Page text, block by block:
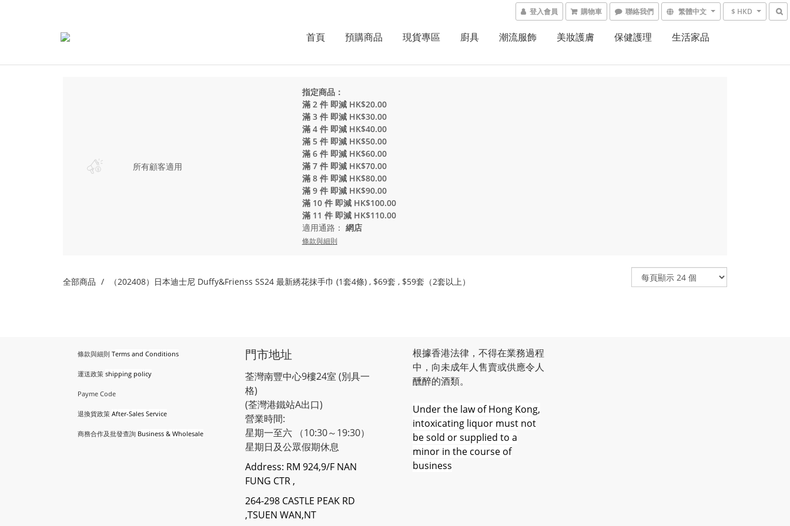
登入會員 購物車 聯絡我們 繁體中文 $ HKD
首頁 預購商品 現貨專區 廚具 潮流服飾 美妝護膚 保健護理 生活家品
所有顧客適用
指定商品：
滿 2 件 即減 HK$20.00
滿 3 件 即減 HK$30.00
滿 4 件 即減 HK$40.00
滿 5 件 即減 HK$50.00
滿 6 件 即減 HK$60.00
滿 7 件 即減 HK$70.00
滿 8 件 即減 HK$80.00
滿 9 件 即減 HK$90.00
滿 10 件 即減 HK$100.00
滿 11 件 即減 HK$110.00
適用通路： 網店
條款與細則
全部商品 （202408）日本迪士尼 Duffy&Frienss SS24 最新綉花抹手巾 (1套4條) , $69套 , $59套（2套以上）
條款與細則 Terms and Conditions
運送政策 shipping policy
Payme Code
退換貨政策 After-Sales Service
商務合作及批發查詢 Business & Wholesale
門市地址
荃灣南豐中心9樓24室 (別具一
格)
(荃灣港鐵站A出口)
營業時間:
星期一至六 （10:30～19:30）
星期日及公眾假期休息
Address: RM 924,9/F NAN
FUNG CTR ,
264-298 CASTLE PEAK RD
,TSUEN WAN,NT
根據香港法律，不得在業務過程
中，向未成年人售賣或供應令人
醺醉的酒類。
Under the law of Hong Kong,
intoxicating liquor must not
be sold or supplied to a
minor in the course of
business